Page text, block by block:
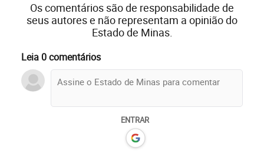
Os comentários são de responsabilidade de
seus autores e não representam a opinião do
Estado de Minas.
Leia 0 comentários
ENTRAR